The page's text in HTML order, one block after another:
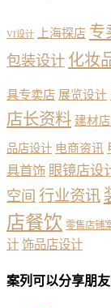
VI设计 上海探店 专
包装设计 化妆
具专卖店 展览设计
店长资料 建材
品店设计 电商资讯
具首饰 眼镜店设
空间 行业资讯
店餐饮 零售店铺
计 饰品店设计
案列可以分享朋